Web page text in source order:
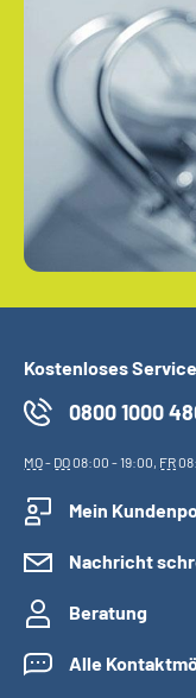
Kostenloses
0800 1000
MO- DO08:00 - 19:00, FR
Mein
Nachricht
Beratung
Alle